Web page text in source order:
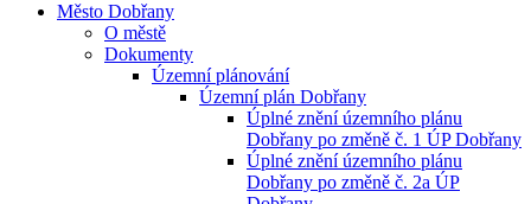
Město Dobřany
O městě
Dokumenty
Územní plánování
Územní plán Dobřany
Úplné znění územního plánu
Dobřany po změně č. 1 ÚP Dobřany
Úplné znění územního plánu
Dobřany po změně č. 2a ÚP